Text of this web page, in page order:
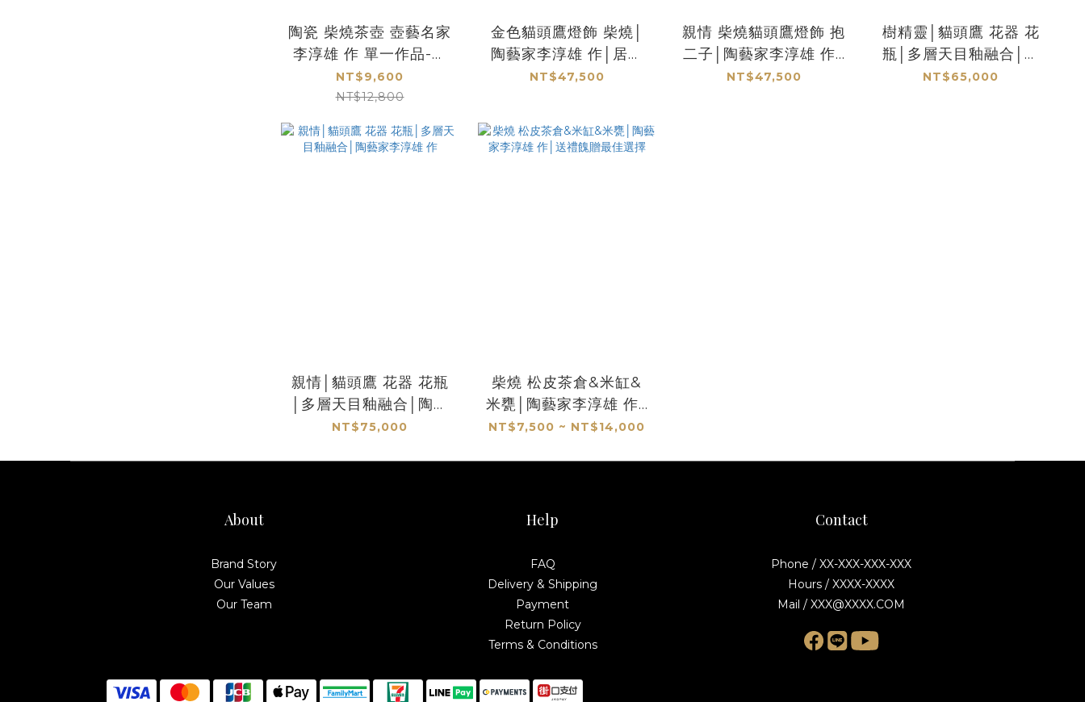
陶瓷 柴燒茶壺 壺藝名家
李淳雄 作 單一作品-孤
品NO.A
NT$9,600
NT$12,800
金色貓頭鷹燈飾 柴燒│
陶藝家李淳雄 作│居家
擺飾│夜燈
NT$47,500
親情 柴燒貓頭鷹燈飾 抱
二子│陶藝家李淳雄 作│
居家擺飾│夜燈
NT$47,500
樹精靈│貓頭鷹 花器 花
瓶│多層天目釉融合│陶
藝家李淳雄 作
NT$65,000
親情│貓頭鷹 花器 花瓶
│多層天目釉融合│陶藝
家李淳雄 作
NT$75,000
柴燒 松皮茶倉&米缸&
米甕│陶藝家李淳雄 作│
送禮餽贈最佳選擇
NT$7,500 ~ NT$14,000
About
Brand Story
Our Values
Our Team
Help
FAQ
Delivery & Shipping
Payment
Return Policy
Terms & Conditions
Contact
Phone / XX-XXX-XXX-XXX
Hours / XXXX-XXXX
Mail / XXX@XXXX.COM